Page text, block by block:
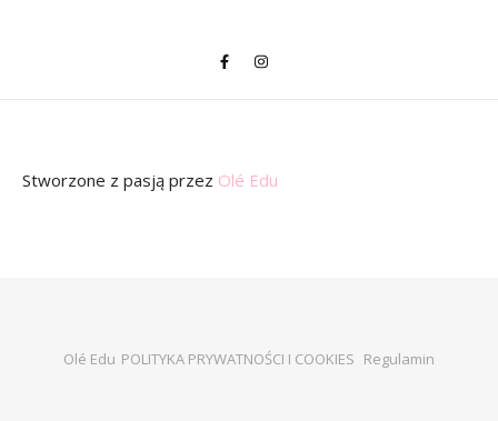
Stworzone z pasją przez Olé Edu
Olé Edu POLITYKA PRYWATNOŚCI I COOKIES Regulamin